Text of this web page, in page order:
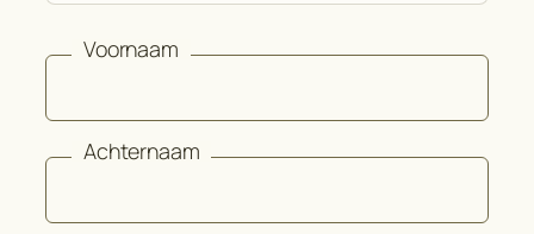
Voornaam
Achternaam